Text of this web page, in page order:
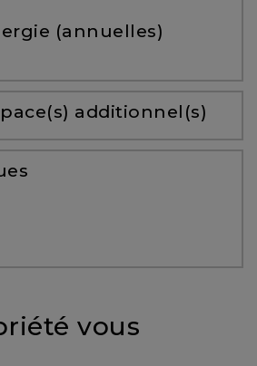
(annuelles)
additionnel(s)
vous